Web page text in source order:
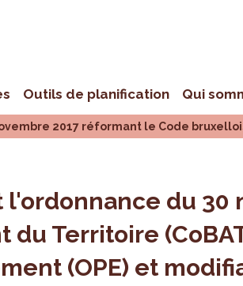
Outils de planification Qui
2017 réformant le Code
du
Territoire
(OPE) et